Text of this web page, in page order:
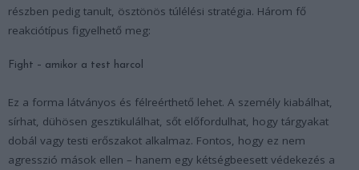
részben pedig tanult, ösztönös túlélési stratégia. Három fő
reakciótípus figyelhető meg:
Fight – amikor a test harcol
Ez a forma látványos és félreérthető lehet. A személy kiabálhat,
sírhat, dühösen gesztikulálhat, sőt előfordulhat, hogy tárgyakat
dobál vagy testi erőszakot alkalmaz. Fontos, hogy ez nem
agresszió mások ellen – hanem egy kétségbeesett védekezés a